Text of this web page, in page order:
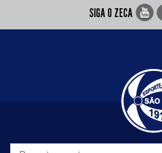
SIGA O ZECA